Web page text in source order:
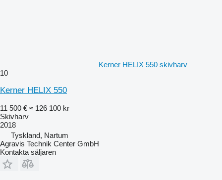
Kerner HELIX 550 skivharv
10
Kerner HELIX 550
11 500 € ≈ 126 100 kr
Skivharv
2018
Tyskland, Nartum
Agravis Technik Center GmbH
Kontakta säljaren